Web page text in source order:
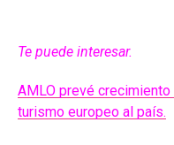
Te puede interesar.
AMLO prevé
turismo europeo al país.